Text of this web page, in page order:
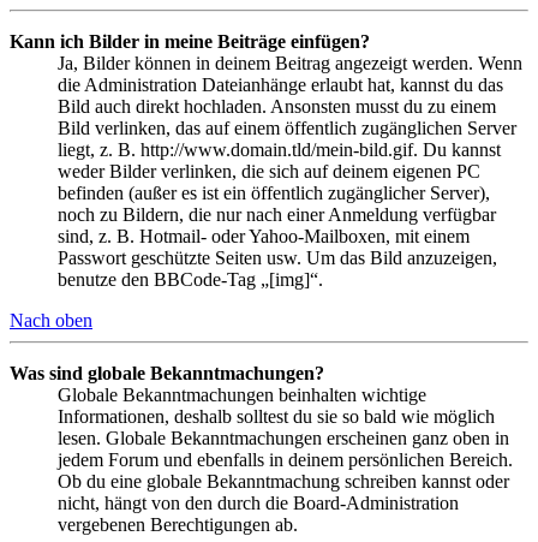
Kann ich Bilder in meine Beiträge einfügen?
Ja, Bilder können in deinem Beitrag angezeigt werden. Wenn
die Administration Dateianhänge erlaubt hat, kannst du das
Bild auch direkt hochladen. Ansonsten musst du zu einem
Bild verlinken, das auf einem öffentlich zugänglichen Server
liegt, z. B. http://www.domain.tld/mein-bild.gif. Du kannst
weder Bilder verlinken, die sich auf deinem eigenen PC
befinden (außer es ist ein öffentlich zugänglicher Server),
noch zu Bildern, die nur nach einer Anmeldung verfügbar
sind, z. B. Hotmail- oder Yahoo-Mailboxen, mit einem
Passwort geschützte Seiten usw. Um das Bild anzuzeigen,
benutze den BBCode-Tag „[img]“.
Nach oben
Was sind globale Bekanntmachungen?
Globale Bekanntmachungen beinhalten wichtige
Informationen, deshalb solltest du sie so bald wie möglich
lesen. Globale Bekanntmachungen erscheinen ganz oben in
jedem Forum und ebenfalls in deinem persönlichen Bereich.
Ob du eine globale Bekanntmachung schreiben kannst oder
nicht, hängt von den durch die Board-Administration
vergebenen Berechtigungen ab.